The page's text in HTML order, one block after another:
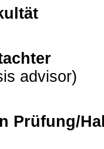
advisor)
Prüfung/